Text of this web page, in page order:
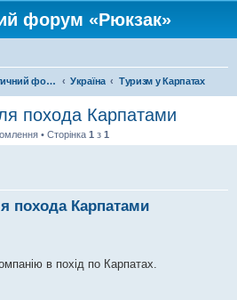
форум «Рюкзак»
Туристичний форум «Рюкзак» Україна Туризм у Карпатах
похода Карпатами
• Сторінка 1 з 1
похода Карпатами
в похід по Карпатах.